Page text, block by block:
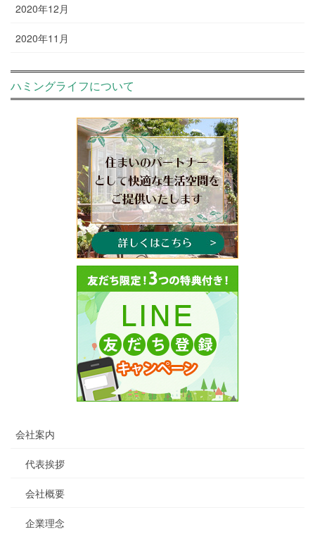
2020年12月
2020年11月
ハミングライフについて
会社案内
代表挨拶
会社概要
企業理念